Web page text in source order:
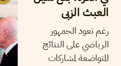
العبث الزبى
رغم تعود الجمهور
الرياضي على النتائج
المتواضعة لمشاركات